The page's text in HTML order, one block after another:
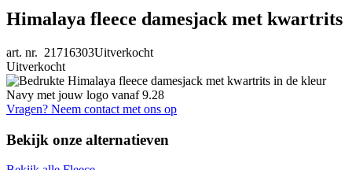
Himalaya fleece damesjack met kwartrits
art. nr. 21716303Uitverkocht
Uitverkocht
Vragen? Neem contact met ons op
Bekijk onze alternatieven